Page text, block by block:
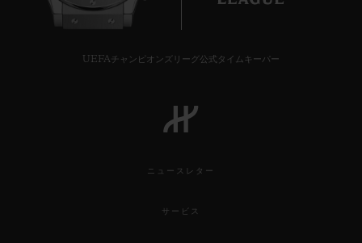
UEFAチャンピオンズリーグ公式タイムキーパー
ニュースレター
サービス